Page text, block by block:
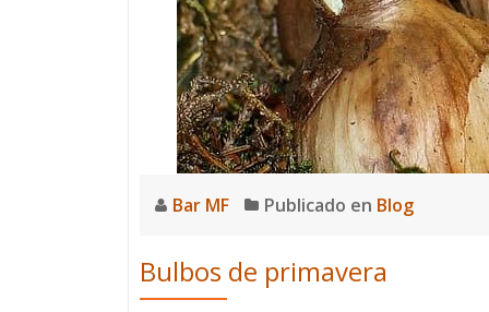
Bar MF Publicado en Blog
Bulbos de primavera